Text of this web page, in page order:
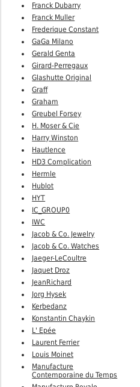
Franck Dubarry
Franck Muller
Frederique Constant
GaGa Milano
Gerald Genta
Girard-Perregaux
Glashutte Original
Graff
Graham
Greubel Forsey
H. Moser & Cie
Harry Winston
Hautlence
HD3 Complication
Hermle
Hublot
HYT
IC_GROUP0
IWC
Jacob & Co. Jewelry
Jacob & Co. Watches
Jaeger-LeCoultre
Jaquet Droz
JeanRichard
Jorg Hysek
Kerbedanz
Konstantin Chaykin
L' Epée
Laurent Ferrier
Louis Moinet
Manufacture
Contemporaine du Temps